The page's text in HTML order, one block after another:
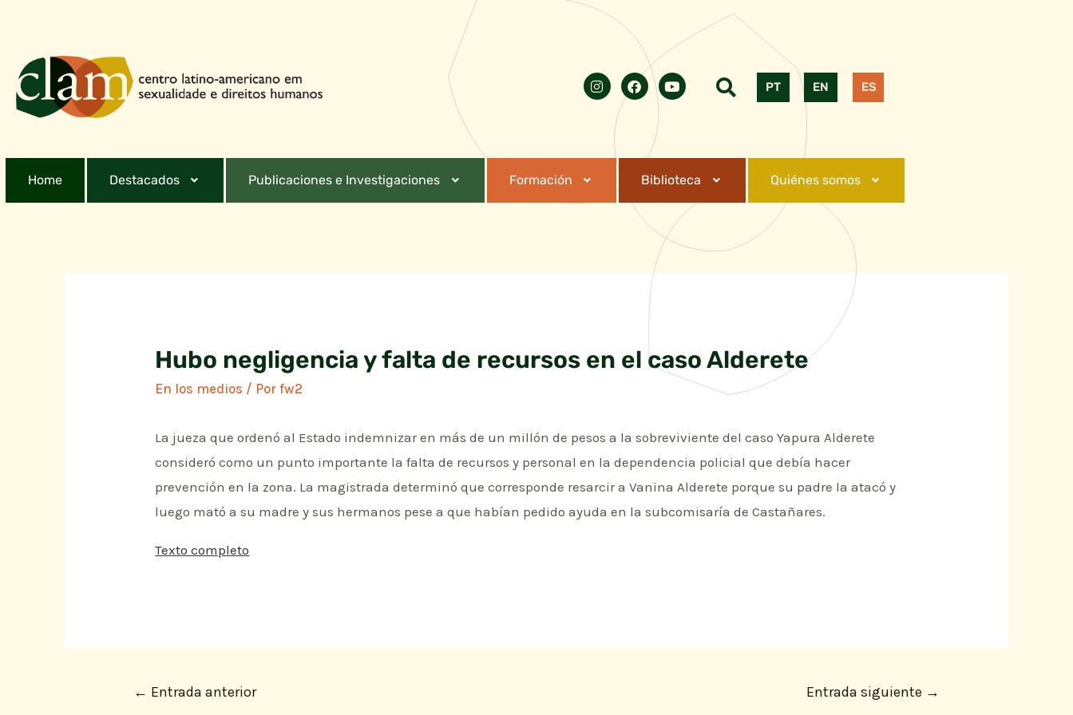
PT EN ES
Home Destacados Publicaciones e Investigaciones Formación Biblioteca Quiénes somos
Hubo negligencia y falta de recursos en el caso Alderete
En los medios / Porfw2
La jueza que ordenó al Estado indemnizar en más de un millón de pesos a la sobreviviente del caso Yapura Alderete
consideró como un punto importante la falta de recursos y personal en la dependencia policial que debía hacer
prevención en la zona. La magistrada determinó que corresponde resarcir a Vanina Alderete porque su padre la atacó y
luego mató a su madre y sus hermanos pese a que habían pedido ayuda en la subcomisaría de Castañares.
Texto completo
← Entrada anterior Entrada siguiente →